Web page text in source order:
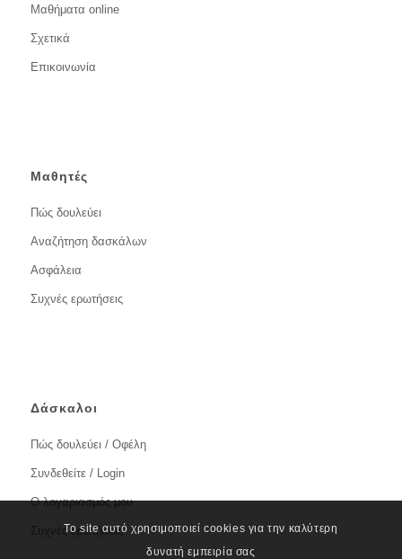
Μαθήματα online
Σχετικά
Επικοινωνία
Μαθητές
Πώς δουλεύει
Αναζήτηση δασκάλων
Ασφάλεια
Συχνές ερωτήσεις
Δάσκαλοι
Πώς δουλεύει / Οφέλη
Συνδεθείτε / Login
Ο λογαριασμός μου
Συχνές ερωτήσεις
Το site αυτό χρησιμοποιεί cookies για την καλύτερη
δυνατή εμπειρία σας